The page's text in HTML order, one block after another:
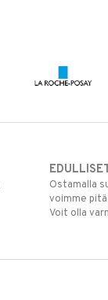
Ostamalla
voimme
Voit olla